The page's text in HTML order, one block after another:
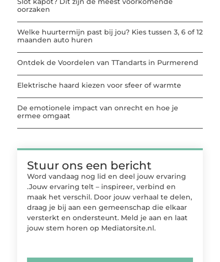
oorzaken
Welke huurtermijn past bij jou? Kies tussen 3, 6 of 12
maanden auto huren
Ontdek de Voordelen van TTandarts in Purmerend
Elektrische haard kiezen voor sfeer of warmte
De emotionele impact van onrecht en hoe je
ermee omgaat
Stuur ons een bericht
Word vandaag nog lid en deel jouw ervaring
.Jouw ervaring telt – inspireer, verbind en
maak het verschil. Door jouw verhaal te delen,
draag je bij aan een gemeenschap die elkaar
versterkt en ondersteunt. Meld je aan en laat
jouw stem horen op Mediatorsite.nl.